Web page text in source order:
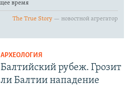
АРХЕОЛОГИЯ
Балтийский рубеж. Грозит
ли Балтии нападение